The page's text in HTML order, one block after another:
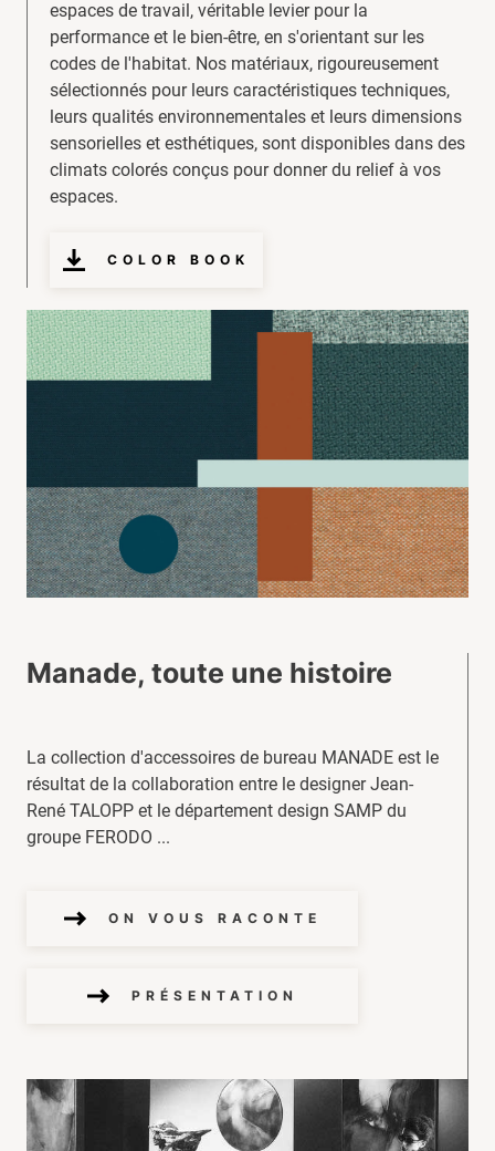
espaces de travail, véritable levier pour la
performance et le bien-être, en s'orientant sur les
codes de l'habitat. Nos matériaux, rigoureusement
sélectionnés pour leurs caractéristiques techniques,
leurs qualités environnementales et leurs dimensions
sensorielles et esthétiques, sont disponibles dans des
climats colorés conçus pour donner du relief à vos
espaces.
COLOR BOOK
Manade, toute une histoire
La collection d'accessoires de bureau MANADE est le
résultat de la collaboration entre le designer Jean-
René TALOPP et le département design SAMP du
groupe FERODO ...
ON VOUS RACONTE
PRÉSENTATION